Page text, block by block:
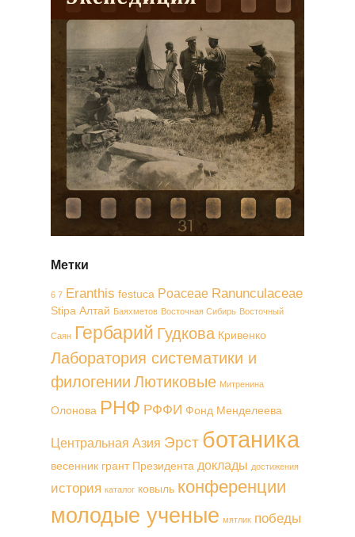
Метки
6 7 Eranthis festuca Poaceae Ranunculaceae
Stipa Алтай Баяхметов Восточная Сибирь Восточный
Саян Гербарий Гудкова Кривенко
Лаборатория систематики и
филогении Лютиковые Митренина
Олонова РНФ РФФИ Фонд Менделеева
Центральная Азия Эрст ботаника
весенник грант Президента доклады достижения
история каталог ковыль конференции
молодые ученые мятлик победы